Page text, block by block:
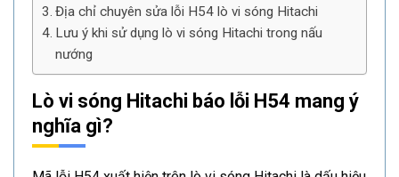
Địa chỉ chuyên sửa lỗi H54 lò vi sóng Hitachi
Lưu ý khi sử dụng lò vi sóng Hitachi trong nấu
nướng
Lò vi sóng Hitachi báo lỗi H54 mang ý
nghĩa gì?